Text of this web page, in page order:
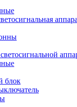
блок